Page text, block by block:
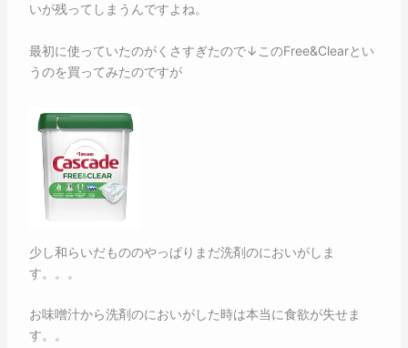
いが残ってしまうんですよね。
最初に使っていたのがくさすぎたので↓このFree&Clearとい
うのを買ってみたのですが
少し和らいだもののやっぱりまだ洗剤のにおいがしま
す。。。
お味噌汁から洗剤のにおいがした時は本当に食欲が失せま
す。。